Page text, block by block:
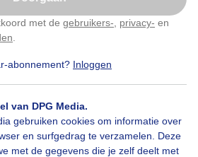
met de gebruikers- privacy- en
abonnement? Inloggen
van DPG Media.
gebruiken cookies om informatie over
en surfgedrag te verzamelen. Deze
met de gegevens die je zelf deelt met
Gemaakt: 06-11-2023, 16x bekeken
Natuur
om dit aan te passen